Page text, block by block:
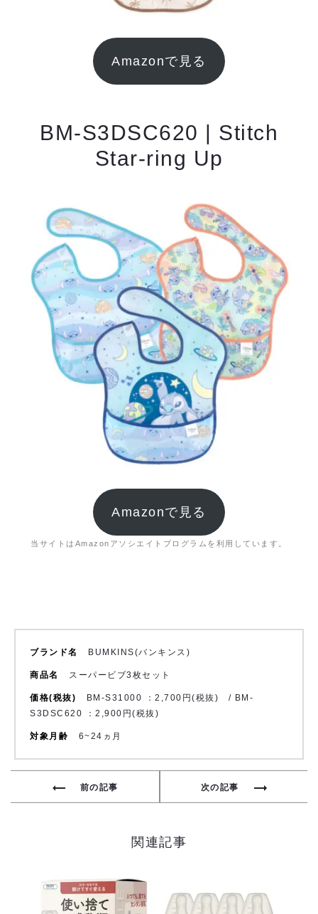
Amazonで見る
BM-S3DSC620 | Stitch
Star-ring Up
Amazonで見る
当サイトはAmazonアソシエイトプログラムを利用しています。
ブランド名 BUMKINS(バンキンス)
商品名 スーパービブ3枚セット
価格(税抜)
BM-S31000 ：2,700円(税抜) / BM-
S3DSC620 ：2,900円(税抜)
対象月齢 6~24ヵ月
稿
前の記事 次の記事
関連記事